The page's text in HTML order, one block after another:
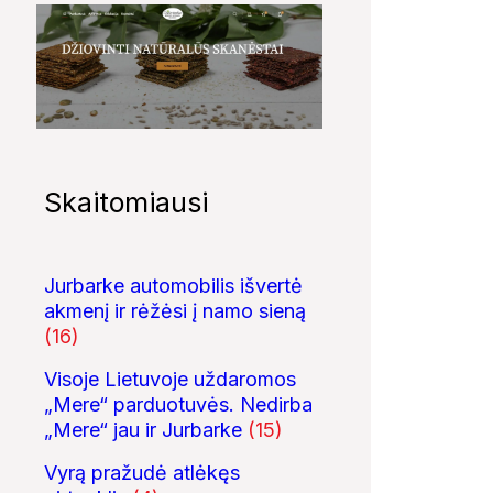
Skaitomiausi
Jurbarke automobilis išvertė
akmenį ir rėžėsi į namo sieną
(16)
Visoje Lietuvoje uždaromos
„Mere“ parduotuvės. Nedirba
„Mere“ jau ir Jurbarke (15)
Vyrą pražudė atlėkęs